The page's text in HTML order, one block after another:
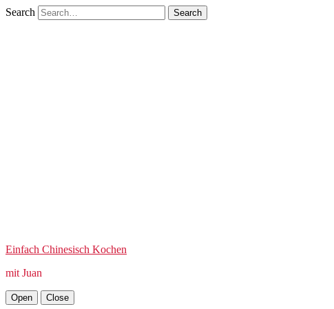
Search
Einfach Chinesisch Kochen
mit Juan
Open Close